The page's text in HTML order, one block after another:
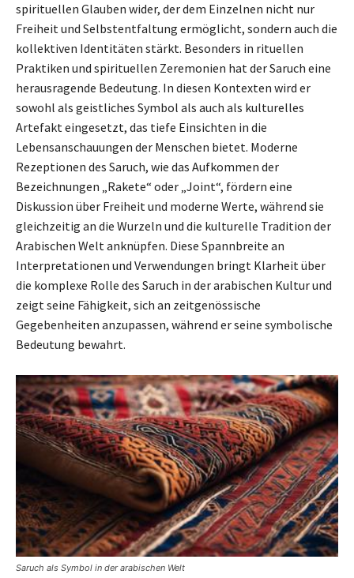
spirituellen Glauben wider, der dem Einzelnen nicht nur
Freiheit und Selbstentfaltung ermöglicht, sondern auch die
kollektiven Identitäten stärkt. Besonders in rituellen
Praktiken und spirituellen Zeremonien hat der Saruch eine
herausragende Bedeutung. In diesen Kontexten wird er
sowohl als geistliches Symbol als auch als kulturelles
Artefakt eingesetzt, das tiefe Einsichten in die
Lebensanschauungen der Menschen bietet. Moderne
Rezeptionen des Saruch, wie das Aufkommen der
Bezeichnungen „Rakete“ oder „Joint“, fördern eine
Diskussion über Freiheit und moderne Werte, während sie
gleichzeitig an die Wurzeln und die kulturelle Tradition der
Arabischen Welt anknüpfen. Diese Spannbreite an
Interpretationen und Verwendungen bringt Klarheit über
die komplexe Rolle des Saruch in der arabischen Kultur und
zeigt seine Fähigkeit, sich an zeitgenössische
Gegebenheiten anzupassen, während er seine symbolische
Bedeutung bewahrt.
Saruch als Symbol in der arabischen Welt